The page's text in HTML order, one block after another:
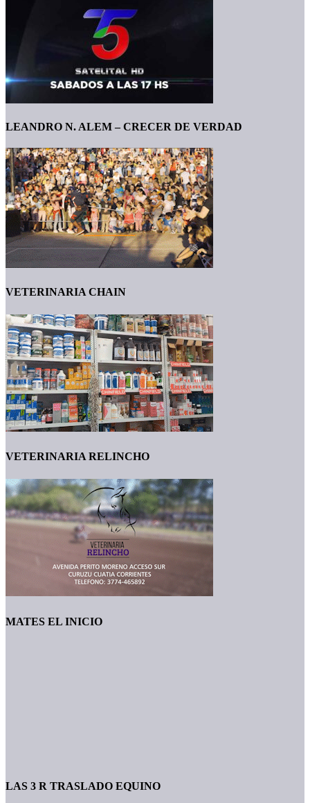
LEANDRO N. ALEM – CRECER DE VERDAD
VETERINARIA CHAIN
VETERINARIA RELINCHO
MATES EL INICIO
LAS 3 R TRASLADO EQUINO